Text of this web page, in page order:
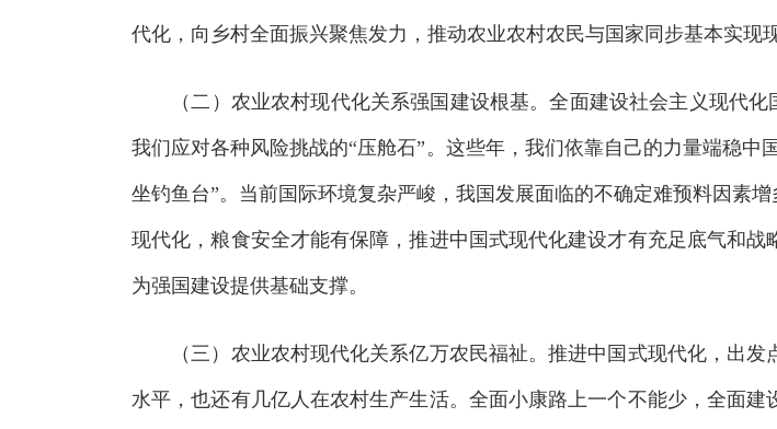
代化，向乡村全面振兴聚焦发力，推动农业农村农民与国家同步基本实现
（二）农业农村现代化关系强国建设根基。全面建设社会主义现代化
我们应对各种风险挑战的“压舱石”。这些年，我们依靠自己的力量端稳中
坐钓鱼台”。当前国际环境复杂严峻，我国发展面临的不确定难预料因素
现代化，粮食安全才能有保障，推进中国式现代化建设才有充足底气和
为强国建设提供基础支撑。
（三）农业农村现代化关系亿万农民福祉。推进中国式现代化，出发
水平，也还有几亿人在农村生产生活。全面小康路上一个不能少，全面